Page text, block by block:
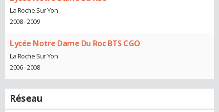
La Roche Sur Yon
2008 - 2009
Lycée Notre Dame Du Roc BTS CGO
La Roche Sur Yon
2006 - 2008
Réseau